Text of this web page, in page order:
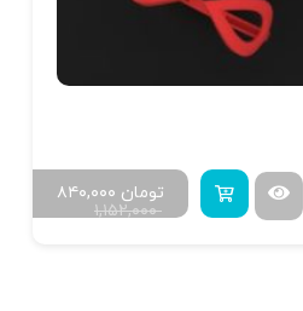
۱,۱۵۲,۰۰۰
۸۴۰,۰۰۰ تومان